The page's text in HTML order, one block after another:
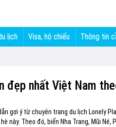
lịch Visa, hộ chiếu Thông tin
đẹp nhất Việt Nam
gợi ý từ chuyên trang du lịch Lonely
này. Theo đó, biển Nha Trang, Mũi Né,